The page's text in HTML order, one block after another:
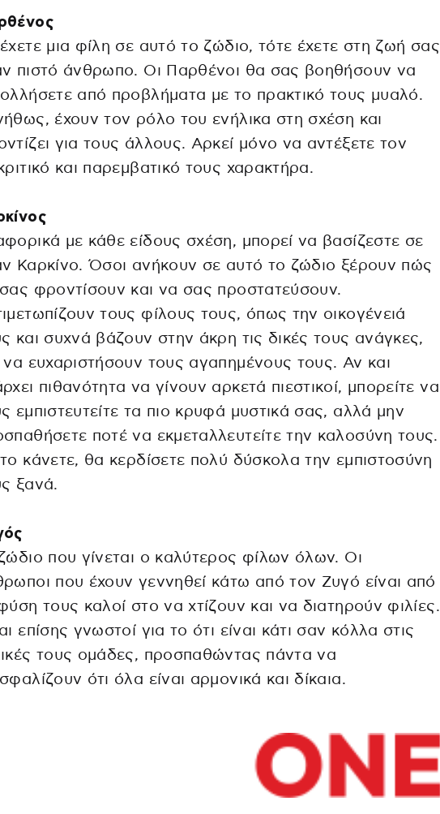
μια φίλη σε αυτό το ζώδιο, τότε έχετε στη ζωή σας
πιστό άνθρωπο. Οι Παρθένοι θα σας βοηθήσουν να
από προβλήματα με το πρακτικό τους μυαλό.
έχουν τον ρόλο του ενήλικα στη σχέση και
για τους άλλους. Αρκεί μόνο να αντέξετε τον
και παρεμβατικό τους χαρακτήρα.
με κάθε είδους σχέση, μπορεί να βασίζεστε σε
Καρκίνο. Όσοι ανήκουν σε αυτό το ζώδιο ξέρουν πώς
φροντίσουν και να σας προστατεύσουν.
τους φίλους τους, όπως την οικογένειά
και συχνά βάζουν στην άκρη τις δικές τους ανάγκες,
να ευχαριστήσουν τους αγαπημένους τους. Αν και
πιθανότητα να γίνουν αρκετά πιεστικοί, μπορείτε να
εμπιστευτείτε τα πιο κρυφά μυστικά σας, αλλά μην
ποτέ να εκμεταλλευτείτε την καλοσύνη τους.
κάνετε, θα κερδίσετε πολύ δύσκολα την εμπιστοσύνη
ξανά.
ζώδιο που γίνεται ο καλύτερος φίλων όλων. Οι
που έχουν γεννηθεί κάτω από τον Ζυγό είναι από
τους καλοί στο να χτίζουν και να διατηρούν φιλίες.
επίσης γνωστοί για το ότι είναι κάτι σαν κόλλα στις
τους ομάδες, προσπαθώντας πάντα να
ότι όλα είναι αρμονικά και δίκαια.